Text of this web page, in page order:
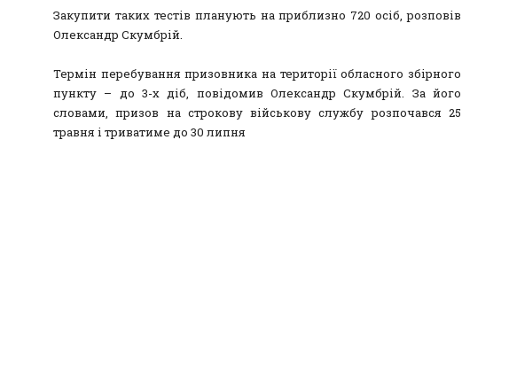
Закупити таких тестів планують на приблизно 720 осіб, розповів
Олександр Скумбрій.
Термін перебування призовника на території обласного збірного
пункту – до 3-х діб, повідомив Олександр Скумбрій. За його
словами, призов на строкову військову службу розпочався 25
травня і триватиме до 30 липня